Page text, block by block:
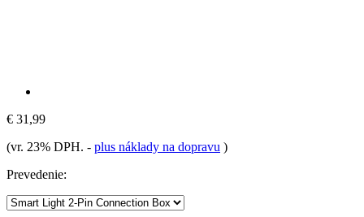
€ 31,99
(vr. 23% DPH. - plus náklady na dopravu )
Prevedenie: